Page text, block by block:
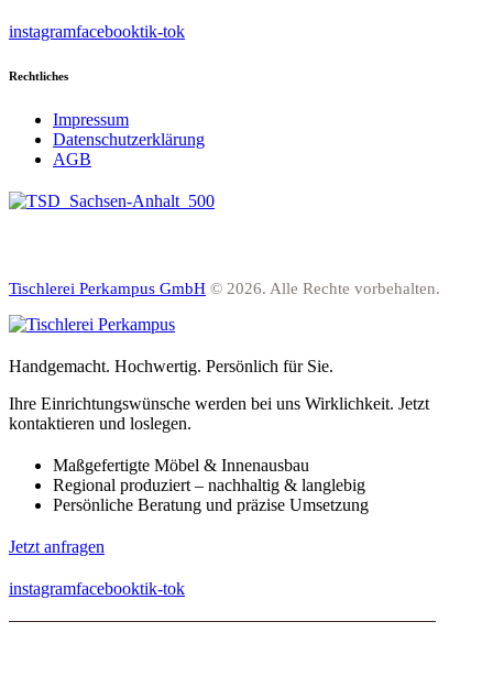
instagramfacebooktik-tok
Rechtliches
Impressum
Datenschutzerklärung
AGB
Tischlerei Perkampus GmbH © 2026. Alle Rechte vorbehalten.
Handgemacht. Hochwertig. Persönlich für Sie.
Ihre Einrichtungswünsche werden bei uns Wirklichkeit. Jetzt
kontaktieren und loslegen.
Maßgefertigte Möbel & Innenausbau
Regional produziert – nachhaltig & langlebig
Persönliche Beratung und präzise Umsetzung
Jetzt anfragen
instagramfacebooktik-tok